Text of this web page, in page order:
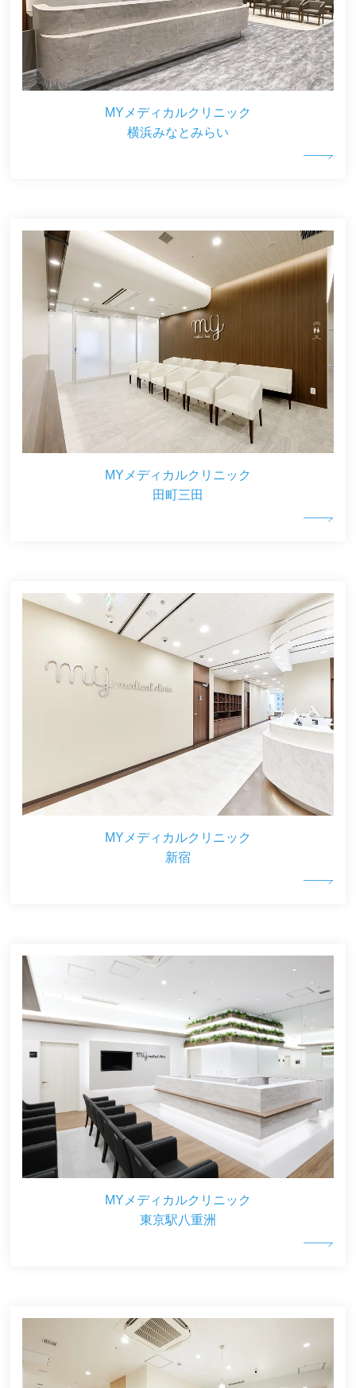
MYメディカルクリニック
横浜みなとみらい
MYメディカルクリニック
田町三田
MYメディカルクリニック
新宿
MYメディカルクリニック
東京駅八重洲